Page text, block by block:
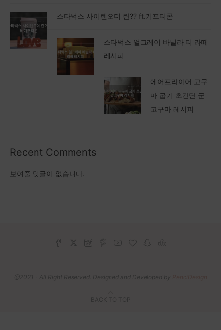
스타벅스 사이렌오더 란?? ft.기프티콘
스타벅스 얼그레이 바닐라 티 라떼
레시피
에어프라이어 고구
마 굽기 초간단 군
고구마 레시피
Recent Comments
보여줄 댓글이 없습니다.
@2021 - All Right Reserved. Designed and Developed by
BACK TO TOP